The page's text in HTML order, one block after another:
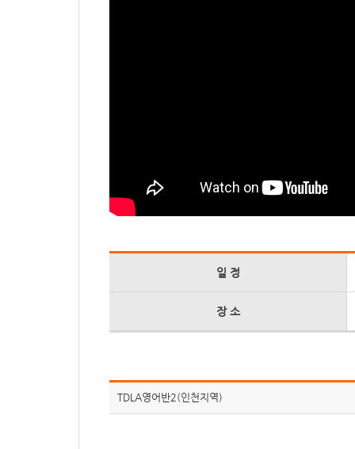
일 정
장 소
TDLA영어반2(인천지역)